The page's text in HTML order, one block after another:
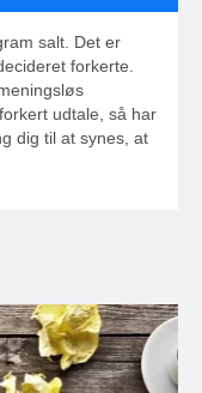
salt. Det er
forkerte.
udtale, så har
dig til at synes, at